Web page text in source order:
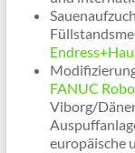
FANUC
Viborg/
europäische